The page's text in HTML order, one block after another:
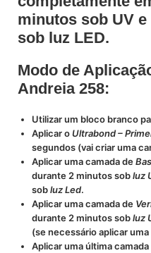
minutos sob UV
sob luz LED.
Modo de
Andreia 258:
Utilizar um bloco branco
Aplicar o Ultrabond –
segundos (vai criar uma
Aplicar uma camada de
durante 2 minutos sobluz
sobluz Led.
Aplicar uma camada de
durante 2 minutos sobluz
(se necessário aplicar
Aplicar uma última camada